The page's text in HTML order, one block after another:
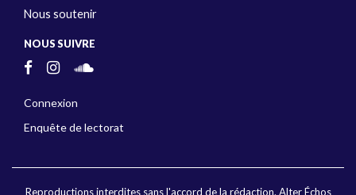
Nous soutenir
NOUS SUIVRE
Connexion
Enquête de lectorat
Reproductions interdites sans l'accord de la rédaction. Alter Échos